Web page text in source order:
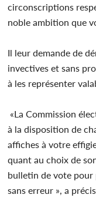
circonscriptions
noble ambition que
Il leur demande de
invectives et sans
à les représenter
«La Commission
à la disposition de
affiches à votre
quant au choix de
bulletin de vote pour
sans erreur », a